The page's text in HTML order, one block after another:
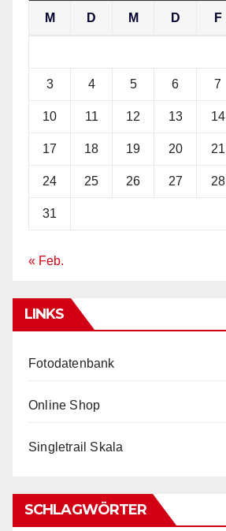
M D M D F
3 4 5 6 7
10 11 12 13 14
17 18 19 20 21
24 25 26 27 28
31
« Feb.
LINKS
Fotodatenbank
Online Shop
Singletrail Skala
SCHLAGWÖRTER